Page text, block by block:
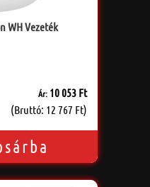
WH Vezeték
Ár: 10 053 Ft
(Bruttó: 12 767 Ft)